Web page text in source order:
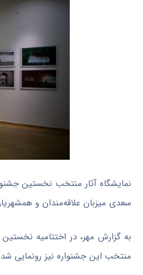
سعدی میزبان علاقه‌مندان و
به گزارش مهر، در اختتامیه
منتخب این جشنواره نیز رونمایی